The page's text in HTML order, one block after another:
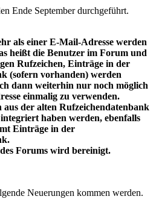
Ende September durchgeführt.
als einer E-Mail-Adresse werden
heißt die Benutzer im Forum und
Rufzeichen, Einträge in der
(sofern vorhanden) werden
dann weiterhin nur noch möglich
einmalig zu verwenden.
aus der alten Rufzeichendatenbank
haben werden, ebenfalls
Einträge in der
Forums wird bereinigt.
Neuerungen kommen werden.